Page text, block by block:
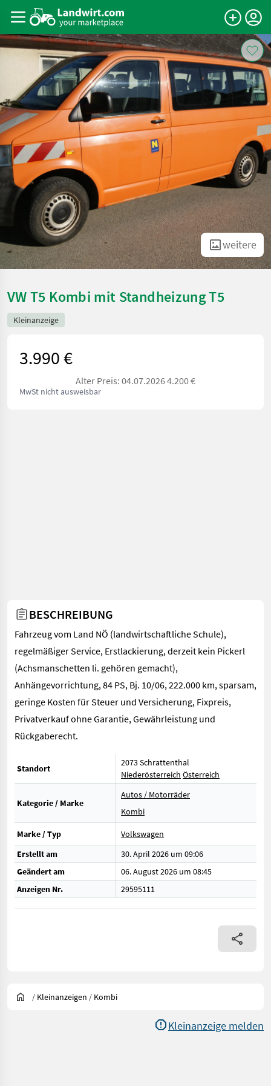
weitere
VW T5 Kombi mit Standheizung T5
Kleinanzeige
3.990 €
Alter Preis: 04.07.2026 4.200 €
MwSt nicht ausweisbar
BESCHREIBUNG
Fahrzeug vom Land NÖ (landwirtschaftliche Schule),
regelmäßiger Service, Erstlackierung, derzeit kein Pickerl
(Achsmanschetten li. gehören gemacht),
Anhängevorrichtung, 84 PS, Bj. 10/06, 222.000 km, sparsam,
geringe Kosten für Steuer und Versicherung, Fixpreis,
Privatverkauf ohne Garantie, Gewährleistung und
Rückgaberecht.
Standort
2073 Schrattenthal
Niederösterreich Österreich
Kategorie / Marke
Autos / Motorräder
Kombi
Marke / Typ
Volkswagen
Erstellt am
30. April 2026 um 09:06
Geändert am
06. August 2026 um 08:45
Anzeigen Nr.
29595111
/ Kleinanzeigen / Kombi
Kleinanzeige melden